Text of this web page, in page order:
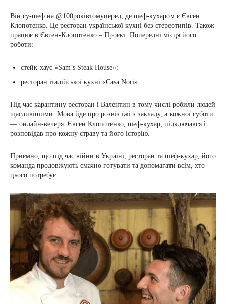
Він су-шеф на @100роківтомуперед, де шеф-кухаром є Євген
Клопотенко. Це ресторан української кухні без стереотипів. Також
працює в Євген-Клопотенко – Проєкт. Попередні місця його
роботи:
стейк-хаус «Sam’s Steak House»;
ресторан італійської кухні «Casa Nori».
Під час карантину ресторан і Валентин в тому числі робили людей
щасливішими. Мова йде про розвіз їжі з закладу, а кожної суботи
— онлайн-вечеря. Євген Клопотенко, шеф-кухар, підключався і
розповідав про кожну страву та його історію.
Приємно, що під час війни в Україні, ресторан та шеф-кухар, його
команда продовжують смачно готувати та допомагати всім, хто
цього потребує.